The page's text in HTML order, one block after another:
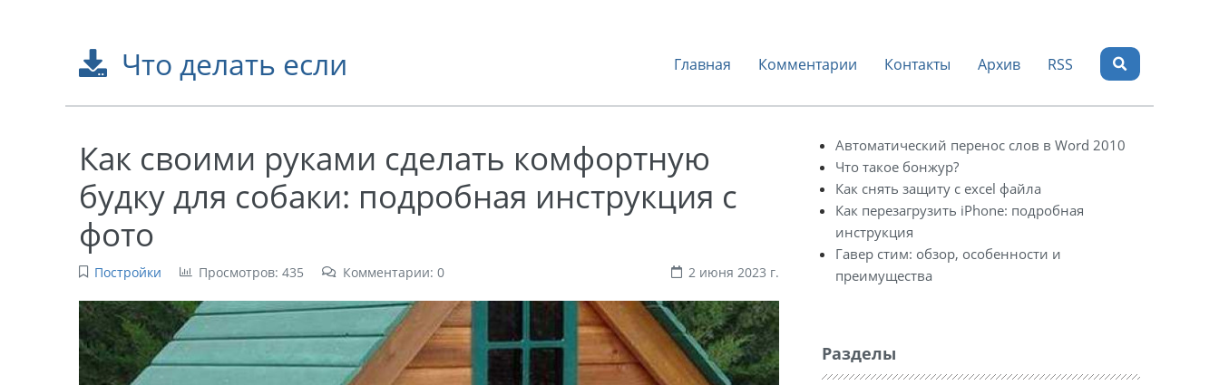
Что делать если Главная Комментарии Контакты Архив RSS
Как своими руками сделать комфортную
будку для собаки: подробная инструкция с
фото
Постройки Просмотров: 435 Комментарии: 0 2 июня 2023 г.
Автоматический перенос слов в Word 2010
Что такое бонжур?
Как снять защиту с excel файла
Как перезагрузить iPhone: подробная
инструкция
Гавер стим: обзор, особенности и
преимущества
Разделы